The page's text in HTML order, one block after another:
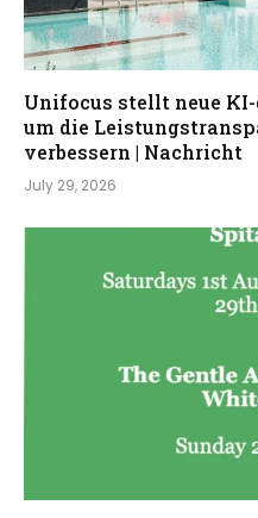
Unifocus stellt neue
um die
verbessern | Nachricht
July 29, 2026